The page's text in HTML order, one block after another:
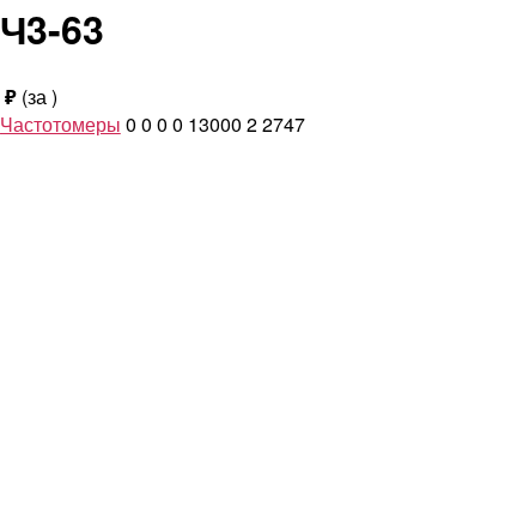
Ч3-63
₽ (за)
Частотомеры 0 0 0 0 13000 22747